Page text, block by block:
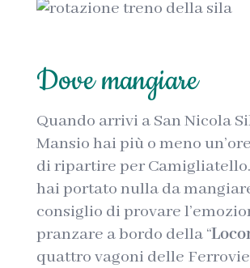
Dove mangiare
Quando arrivi a San Nicola
Mansio hai più o meno
di ripartire per
hai portato nulla da
consiglio di provare
pranzare a bordo della “
quattro vagoni delle